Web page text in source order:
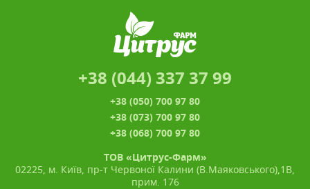
+38 (044) 337 37 99
+38 (050) 700 97 80
+38 (073) 700 97 80
+38 (068) 700 97 80
ТОВ «Цитрус-Фарм»
02225, м. Київ, пр-т Червоної Калини (В.Маяковського),1В,
прим. 176